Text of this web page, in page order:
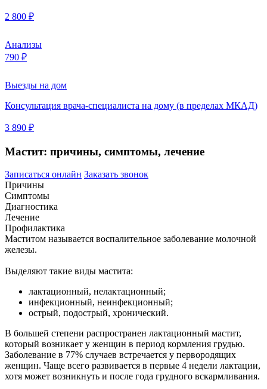
2 800 ₽
Анализы
790 ₽
Выезды на дом
Консультация врача-специалиста на дому (в пределах МКАД)
3 890 ₽
Мастит: причины, симптомы, лечение
Записаться онлайн Заказать звонок
Причины
Симптомы
Диагностика
Лечение
Профилактика
Маститом называется воспалительное заболевание молочной
железы.
Выделяют такие виды мастита:
лактационный, нелактационный;
инфекционный, неинфекционный;
острый, подострый, хронический.
В большей степени распространен лактационный мастит,
который возникает у женщин в период кормления грудью.
Заболевание в 77% случаев встречается у первородящих
женщин. Чаще всего развивается в первые 4 недели лактации,
хотя может возникнуть и после года грудного вскармливания.